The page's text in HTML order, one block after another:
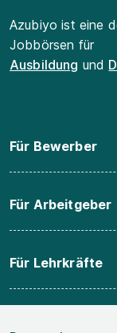
Azubiyo ist eine
Jobbörsen für
Ausbildung und
Für Bewerber
Für Arbeitgeber
Für Lehrkräfte